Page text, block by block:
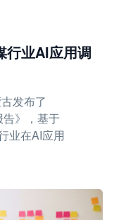
行业AI应用调
发布了
告》，基于
业在AI应用